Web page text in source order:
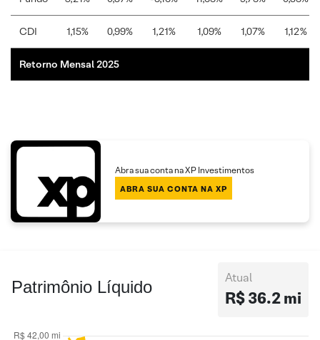
CDI 1,15% 0,99% 1,21% 1,09% 1,07% 1,12%
Retorno Mensal 2025
Abra sua conta na XP Investimentos
ABRA SUA CONTA NA XP
Patrimônio Líquido Atual
R$ 36.2 mi